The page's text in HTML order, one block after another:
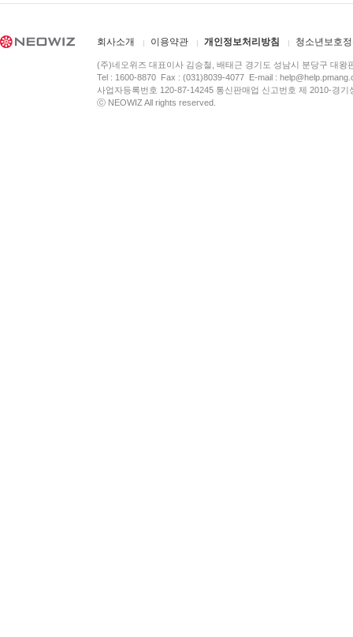
회사소개 이용약관 개인정보처리방침 청소년보호
(주)네오위즈 대표이사 김승철, 배태근 경기도 성남시 분당구 대왕
Tel : 1600-8870 Fax : (031)8039-4077 E-mail :
사업자등록번호 120-87-14245 통신판매업 신고번호 제 2010-경
ⓒ NEOWIZ All rights reserved.